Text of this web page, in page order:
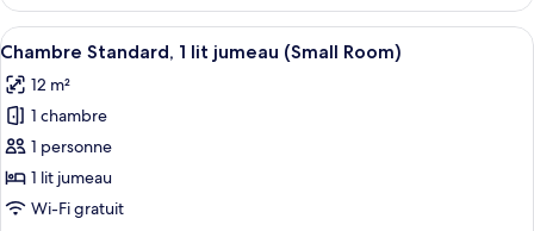
grand
lit
Chambre
Confort,
1
lit
Afficher
toutes
les
photos
pour
ce
type
Une petite chambre d’hôtel avec un
4
Chambre Standard, 1 lit jumeau (Small Room)
12 m²
1 chambre
1 personne
1 lit jumeau
Wi-Fi gratuit